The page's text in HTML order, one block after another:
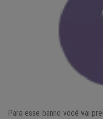
Para esse banho você vai